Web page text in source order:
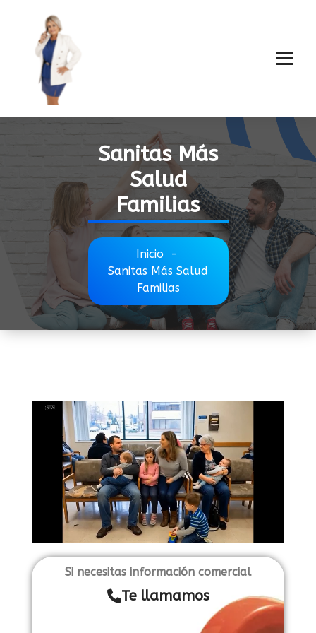
Sanitas Más
Salud
Familias
Inicio-
Sanitas Más Salud
Familias
Si necesitas información comercial
Te llamamos